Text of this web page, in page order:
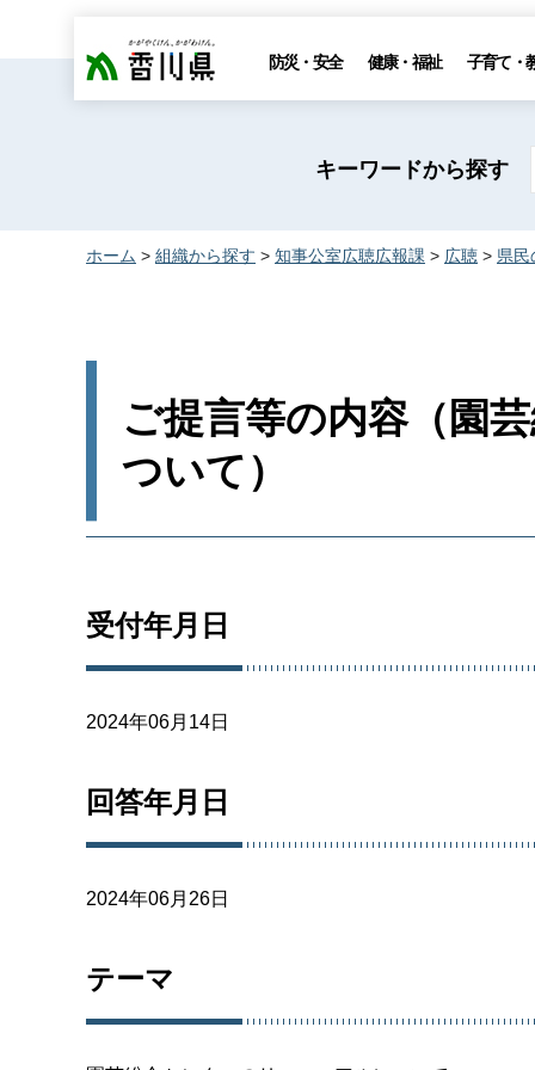
香川県 防災・安全 健康・福祉 子育て・
キーワードから探す
ホーム > 組織から探す > 知事公室広聴広報課 > 広聴 > 県民
ご提言等の内容（園
ついて）
受付年月日
2024年06月14日
回答年月日
2024年06月26日
テーマ